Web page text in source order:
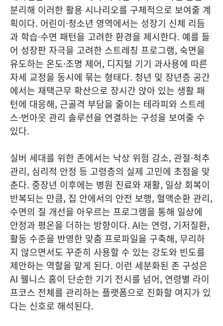
분리해 이러한 활용 시나리오를 구체적으로 보여줄 계
획이다. 어린이·청소년 영역에서는 성장기 신체 리듬
과 학습·수면 패턴을 고려한 환경을 제시한다. 예를 들
어 성장판 자극을 고려한 스트레칭 프로그램, 숙면을
유도하는 온도·조명 제어, 디지털 기기 과사용에 따른
자세 교정을 동시에 묶는 형태다. 청년 및 장년층 공간
에서는 재택근무 확산으로 장시간 앉아 있는 생활 패
턴에 대응해, 근골격 부담을 줄이는 테라피와 스트레
스·번아웃 관리 솔루션을 연결하는 구성을 보여줄 수
있다.
실버 세대를 위한 존에서는 낙상 위험 감소, 관절·척추
관리, 심리적 안정 등 고령층의 실제 고민에 초점을 맞
춘다. 중장년 이후에는 병원 진료와 재활, 일상 회복이
반복되는 만큼, 집 안에서의 안전 보행, 혈액순환 관리,
수면의 질 개선을 아우르는 프로그램을 통해 일상에
안정과 평온을 더하는 방향이다. AI는 연령, 기저질환,
활동 수준을 반영한 맞춤 프로파일을 구축해, 무리하
지 않으면서도 꾸준히 사용할 수 있는 강도와 빈도를
제안하는 역할을 맡게 된다. 이런 세분화된 존 구성은
AI 웰니스 홈이 단순한 기기 전시를 넘어, 연령별 라이
프코스 전체를 관리하는 플랫폼으로 진화할 여지가 있
다는 신호로 해석된다.